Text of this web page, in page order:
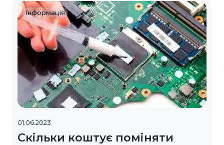
Інформація
01.06.2023
Скільки коштує поміняти